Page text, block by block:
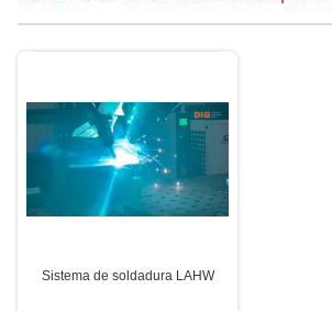
Sistema de soldadura LAHW